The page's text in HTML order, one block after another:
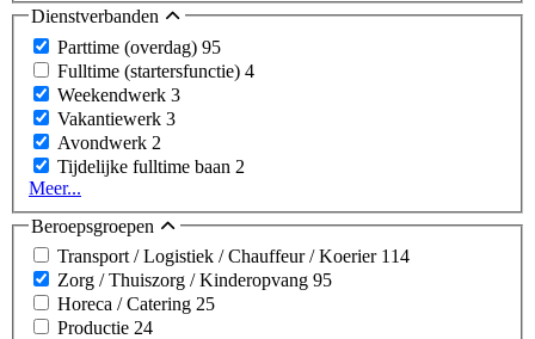
Dienstverbanden
Parttime (overdag) 95
Fulltime (startersfunctie) 4
Weekendwerk 3
Vakantiewerk 3
Avondwerk 2
Tijdelijke fulltime baan 2
Meer...
Beroepsgroepen
Transport / Logistiek / Chauffeur / Koerier 114
Zorg / Thuiszorg / Kinderopvang 95
Horeca / Catering 25
Productie 24